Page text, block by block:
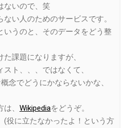
ないので、笑
い人のためのサービスです。
いうのと、そのデータをどう整
課題になりますが、
ト、、、ではなくて、
念でどうにかならないかな、
、 Wikipediaをどうぞ。
(役に立たなかったよ！という方